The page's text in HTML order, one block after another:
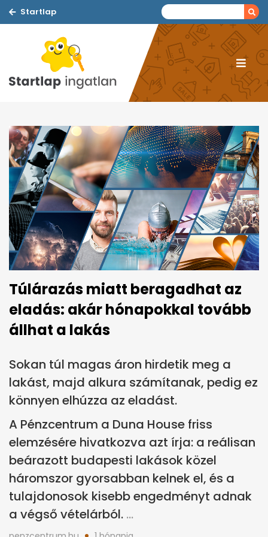
Startlap
Túlárazás miatt beragadhat az
eladás: akár hónapokkal tovább
állhat a lakás
Sokan túl magas áron hirdetik meg a
lakást, majd alkura számítanak, pedig ez
könnyen elhúzza az eladást.
A Pénzcentrum a Duna House friss
elemzésére hivatkozva azt írja: a reálisan
beárazott budapesti lakások közel
háromszor gyorsabban kelnek el, és a
tulajdonosok kisebb engedményt adnak
a végső vételárból.